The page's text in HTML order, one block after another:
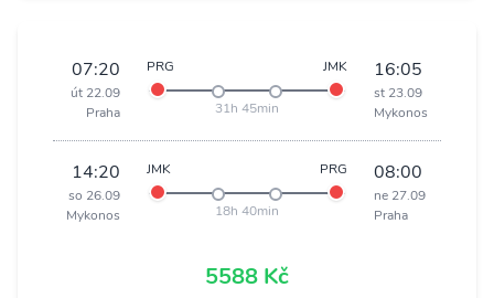
07:20
út 22.09
Praha
PRG JMK
31h 45min
16:05
st 23.09
Mykonos
14:20
so 26.09
Mykonos
JMK PRG
18h 40min
08:00
ne 27.09
Praha
5588 Kč